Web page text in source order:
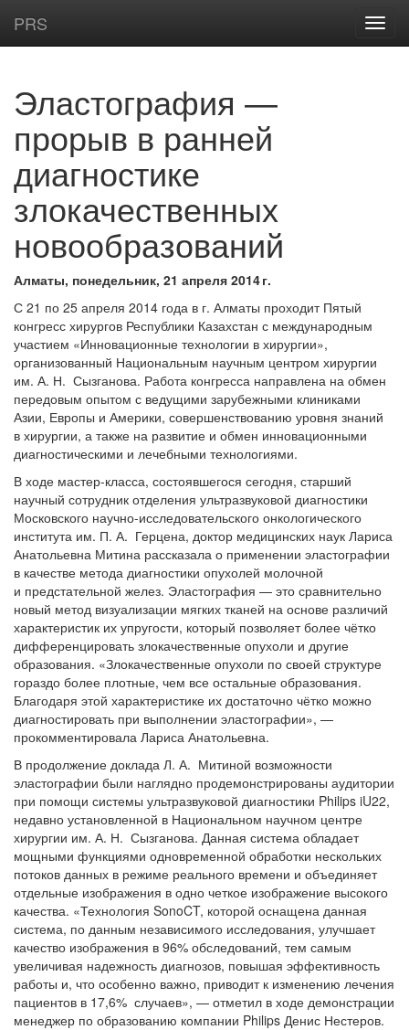
PRS
Эластография —
прорыв в ранней
диагностике
злокачественных
новообразований
Алматы, понедельник, 21 апреля 2014 г.
С 21 по 25 апреля 2014 года в г. Алматы проходит Пятый
конгресс хирургов Республики Казахстан с международным
участием «Инновационные технологии в хирургии»,
организованный Национальным научным центром хирургии
им. А. Н. Сызганова. Работа конгресса направлена на обмен
передовым опытом с ведущими зарубежными клиниками
Азии, Европы и Америки, совершенствованию уровня знаний
в хирургии, а также на развитие и обмен инновационными
диагностическими и лечебными технологиями.
В ходе мастер-класса, состоявшегося сегодня, старший
научный сотрудник отделения ультразвуковой диагностики
Московского научно-исследовательского онкологического
института им. П. А. Герцена, доктор медицинских наук Лариса
Анатольевна Митина рассказала о применении эластографии
в качестве метода диагностики опухолей молочной
и предстательной желез. Эластография — это сравнительно
новый метод визуализации мягких тканей на основе различий
характеристик их упругости, который позволяет более чётко
дифференцировать злокачественные опухоли и другие
образования. «Злокачественные опухоли по своей структуре
гораздо более плотные, чем все остальные образования.
Благодаря этой характеристике их достаточно чётко можно
диагностировать при выполнении эластографии», —
прокомментировала Лариса Анатольевна.
В продолжение доклада Л. А. Митиной возможности
эластографии были наглядно продемонстрированы аудитории
при помощи системы ультразвуковой диагностики Philips iU22,
недавно установленной в Национальном научном центре
хирургии им. А. Н. Сызганова. Данная система обладает
мощными функциями одновременной обработки нескольких
потоков данных в режиме реального времени и объединяет
отдельные изображения в одно четкое изображение высокого
качества. «Технология SonoCT, которой оснащена данная
система, по данным независимого исследования, улучшает
качество изображения в 96% обследований, тем самым
увеличивая надежность диагнозов, повышая эффективность
работы и, что особенно важно, приводит к изменению лечения
пациентов в 17,6% случаев», — отметил в ходе демонстрации
менеджер по образованию компании Philips Денис Нестеров.